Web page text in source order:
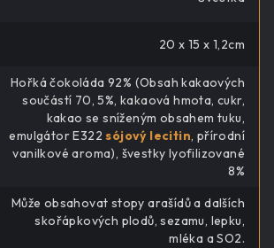
20 x 15 x 1,2cm
Hořká čokoláda 92% (Obsah kakaových
součástí 70, 5%, kakaová hmota, cukr,
kakao se sníženým obsahem tuku,
emulgátor E322sójový lecitin, přírodní
vanilkové aroma), švestky lyofilizované
8%
Může obsahovat stopy arašídů a dalších
skořápkových plodů, sezamu, lepku,
mléka a SO2.